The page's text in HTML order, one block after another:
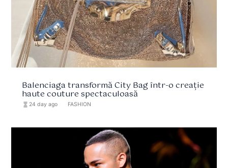
Balenciaga transformă City Bag într-o creație
haute couture spectaculoasă
hourglass_full 24 day ago FASHION